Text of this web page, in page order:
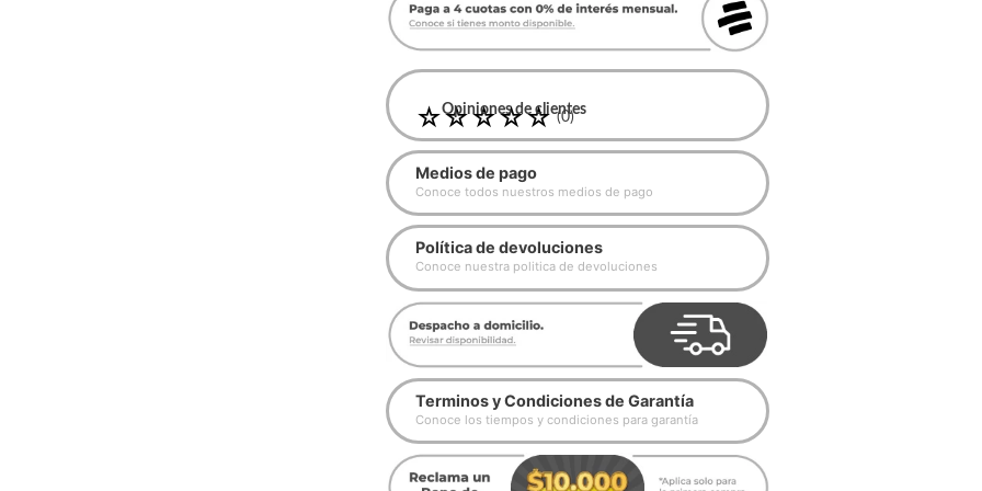
Opiniones de clientes
☆☆☆☆☆ (0)
Medios de pago
Conoce todos nuestros medios de pago
Política de devoluciones
Conoce nuestra politica de devoluciones
Terminos y Condiciones de Garantía
Conoce los tiempos y condiciones para garantía